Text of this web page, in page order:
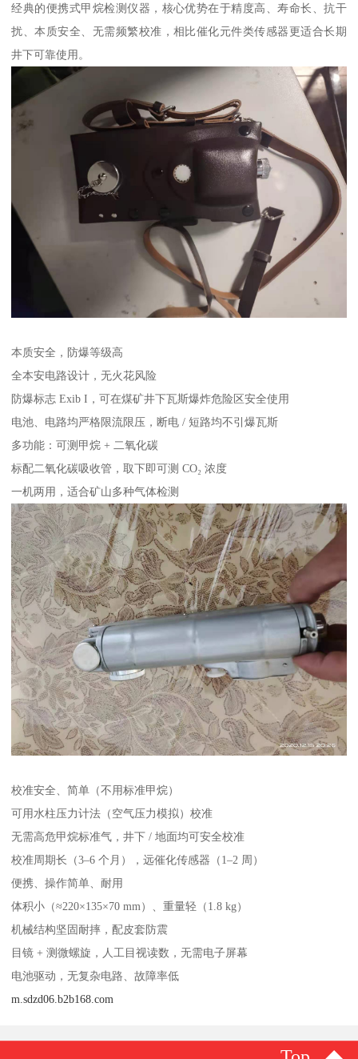
经典的便携式甲烷检测仪器，核心优势在于精度高、寿命长、抗干
扰、本质安全、无需频繁校准，相比催化元件类传感器更适合长期
井下可靠使用。
本质安全，防爆等级高
全本安电路设计，无火花风险
防爆标志 Exib I，可在煤矿井下瓦斯爆炸危险区安全使用
电池、电路均严格限流限压，断电 / 短路均不引爆瓦斯
多功能：可测甲烷 + 二氧化碳
标配二氧化碳吸收管，取下即可测 CO₂ 浓度
一机两用，适合矿山多种气体检测
校准安全、简单（不用标准甲烷）
可用水柱压力计法（空气压力模拟）校准
无需高危甲烷标准气，井下 / 地面均可安全校准
校准周期长（3–6 个月），远催化传感器（1–2 周）
便携、操作简单、耐用
体积小（≈220×135×70 mm）、重量轻（1.8 kg）
机械结构坚固耐摔，配皮套防震
目镜 + 测微螺旋，人工目视读数，无需电子屏幕
电池驱动，无复杂电路、故障率低
m.sdzd06.b2b168.com